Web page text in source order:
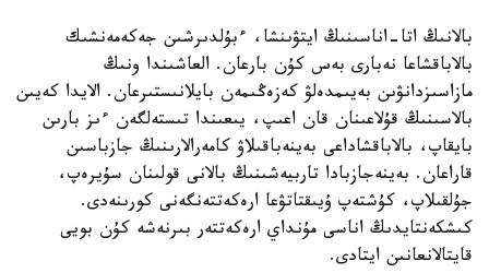
بالانىڭ اتا-اناسىنىڭ ايتۋىنشا، ءبۇلدىرشىن جەكەمەنشىك
بالاباقشاعا نەبارى بەس كۇن بارعان. العاشىندا ونىڭ
مازاسىزدانۋىن بەيىمدەلۋ كەزەڭىمەن بايلانىستىرعان. الايدا كەيىن
بالاسىنىڭ قۇلاعىنان قان اعىپ، يىعىندا تىستەلگەن ءىز بارىن
بايقاپ، بالاباقشاداعى بەينەباقىلاۋ كامەرالارىنىڭ جازباسىن
قاراعان. بەينەجازبادا تاربيەشىنىڭ بالانى قولىنان سۇيرەپ،
جۇلقىلاپ، كۇشتەپ ۇيىقتاتۋعا ارەكەتتەنگەنى كورىنەدى.
كىشكەنتايدىڭ اناسى مۇنداي ارەكەتتەر بىرنەشە كۇن بويى
قايتالانعانىن ايتادى.